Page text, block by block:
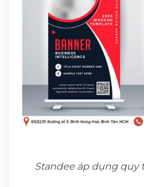
Standee áp dụng quy